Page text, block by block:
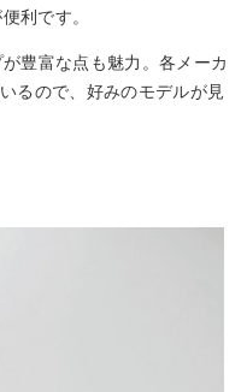
利です。
豊富な点も魅力。各メーカ
るので、好みのモデルが見